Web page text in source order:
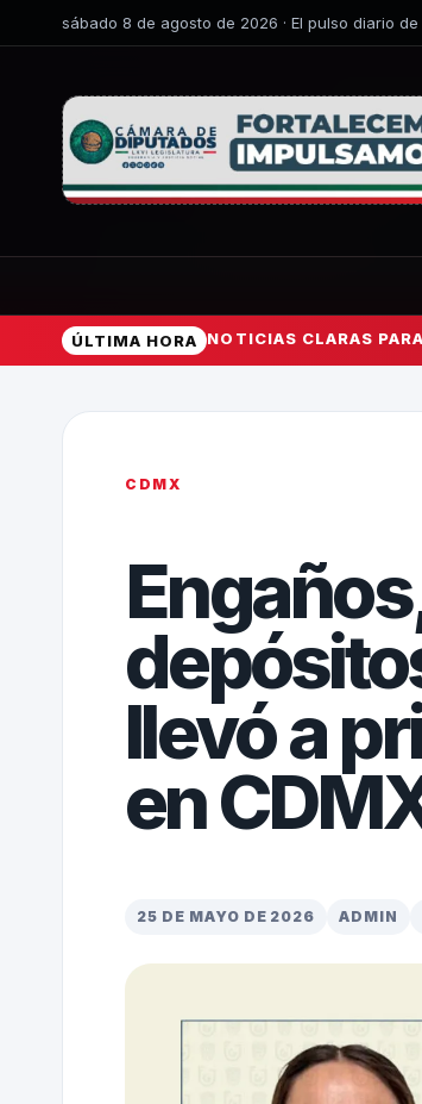
sábado 8 de agosto de 2026 · El pulso diario
ÚLTIMA HORA NOTICIAS CLARAS
CDMX
llevó a
en
25 DE MAYO DE 2026 ADMIN